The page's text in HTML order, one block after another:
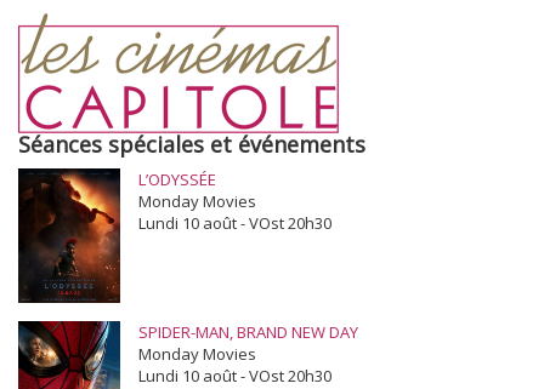
Séances spéciales et événements
L’ODYSSÉE
Monday Movies
Lundi 10 août - VOst 20h30
SPIDER-MAN, BRAND NEW DAY
Monday Movies
Lundi 10 août - VOst 20h30